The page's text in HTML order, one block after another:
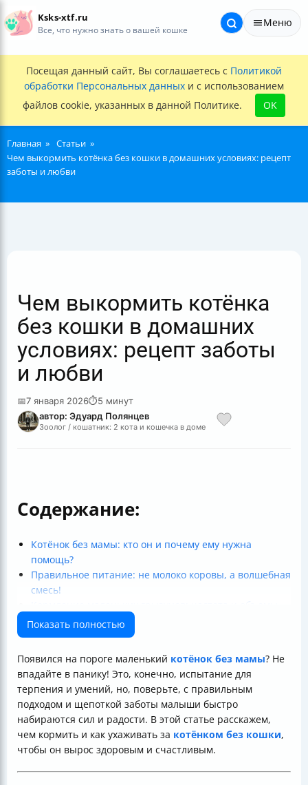
Ksks-xtf.ru
Все, что нужно знать о вашей кошке
Меню
Посещая данный сайт, Вы соглашаетесь с Политикой
обработки Персональных данных и с использованием
файлов cookie, указанных в данной Политике.
OK
Главная
Статьи
Чем выкормить котёнка без кошки в домашних условиях: рецепт
заботы и любви
Чем выкормить котёнка
без кошки в домашних
условиях: рецепт заботы
и любви
📅7 января 2026⏱5 минут
автор: Эдуард Полянцев
Зоолог / кошатник: 2 кота и кошечка в доме
Содержание:
Котёнок без мамы: кто он и почему ему нужна
помощь?
Правильное питание: не молоко коровы, а волшебная
смесь!
Техника кормления: ловкость и внимание
Создаём уют: «гнездо» для вашего малыша
Советы по кормлению котят-сирот
А теперь — немного юмора!
FAQ: Ответы на важные вопросы
Чек-лист для новичка в искусственном
вскармливании котёнка
Заключение
Показать полностью
Появился на пороге маленький котёнок без мамы? Не
впадайте в панику! Это, конечно, испытание для
терпения и умений, но, поверьте, с правильным
подходом и щепоткой заботы малыши быстро
набираются сил и радости. В этой статье расскажем,
чем кормить и как ухаживать за котёнком без кошки,
чтобы он вырос здоровым и счастливым.